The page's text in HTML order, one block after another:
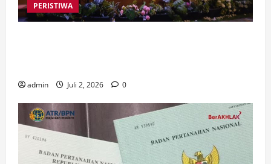
PERISTIWA
admin Juli 2, 2026 0